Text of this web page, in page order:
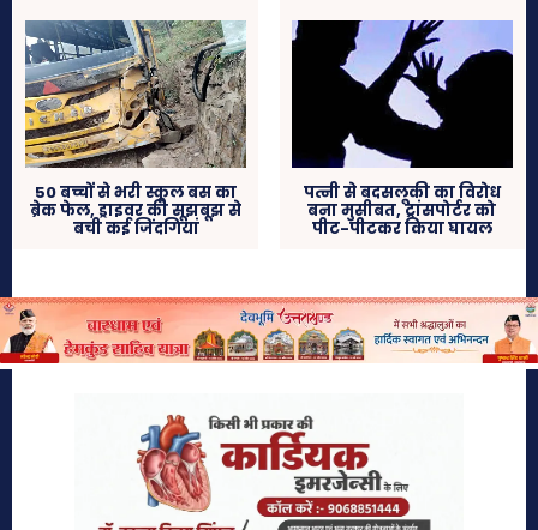
50 बच्चों से भरी स्कूल बस का
ब्रेक फेल, ड्राइवर की सूझबूझ से
बची कई जिंदगियां
पत्नी से बदसलूकी का विरोध
बना मुसीबत, ट्रांसपोर्टर को
पीट-पीटकर किया घायल